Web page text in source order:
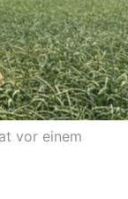
vor einem